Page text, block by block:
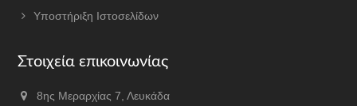
Υποστήριξη Ιστοσελίδων
Στοιχεία επικοινωνίας
8ης Μεραρχίας 7, Λευκάδα